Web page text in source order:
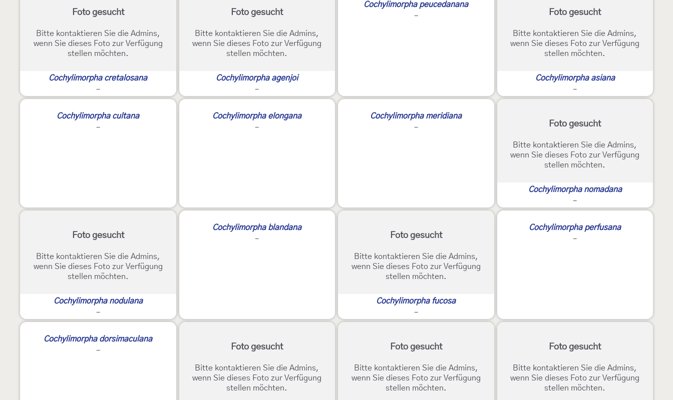
Foto gesucht
Bitte kontaktieren Sie die Admins,
wenn Sie dieses Foto zur Verfügung
stellen möchten.
Cochylimorpha cretalosana
-
Foto gesucht
Bitte kontaktieren Sie die Admins,
wenn Sie dieses Foto zur Verfügung
stellen möchten.
Cochylimorpha agenjoi
-
Cochylimorpha peucedanana
- Foto gesucht
Bitte kontaktieren Sie die Admins,
wenn Sie dieses Foto zur Verfügung
stellen möchten.
Cochylimorpha asiana
-
Cochylimorpha cultana
-
Cochylimorpha elongana
-
Cochylimorpha meridiana
- Foto gesucht
Bitte kontaktieren Sie die Admins,
wenn Sie dieses Foto zur Verfügung
stellen möchten.
Cochylimorpha nomadana
-
Foto gesucht
Bitte kontaktieren Sie die Admins,
wenn Sie dieses Foto zur Verfügung
stellen möchten.
Cochylimorpha nodulana
-
Cochylimorpha blandana
- Foto gesucht
Bitte kontaktieren Sie die Admins,
wenn Sie dieses Foto zur Verfügung
stellen möchten.
Cochylimorpha fucosa
-
Cochylimorpha perfusana
-
Cochylimorpha dorsimaculana
- Foto gesucht
Bitte kontaktieren Sie die Admins,
wenn Sie dieses Foto zur Verfügung
stellen möchten.
Foto gesucht
Bitte kontaktieren Sie die Admins,
wenn Sie dieses Foto zur Verfügung
stellen möchten.
Foto gesucht
Bitte kontaktieren Sie die Admins,
wenn Sie dieses Foto zur Verfügung
stellen möchten.